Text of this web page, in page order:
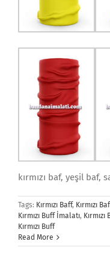
kırmızı baf, yeşil baf,
Tags: Kırmızı Baff, Kırmızı
Kırmızı Buff İmalatı,
Kırmızı Buff
Read More